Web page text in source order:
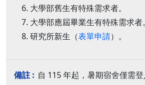
大學部舊生有特殊需求者。
大學部應屆畢業生有特殊需求者。
研究所新生（表單申請）。
自 115 年起，暑期宿舍僅需